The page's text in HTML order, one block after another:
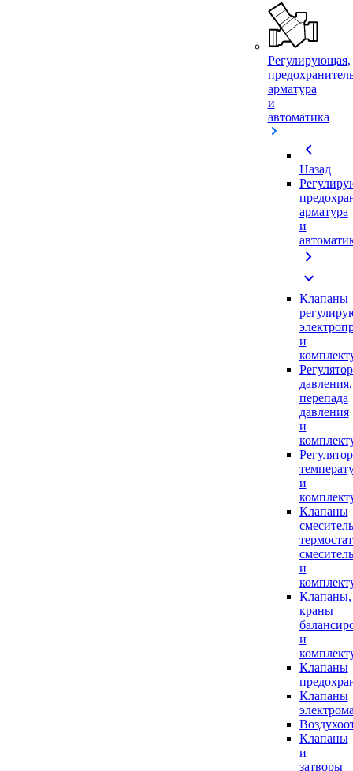
Регулирующая,
арматура
и
автоматика
chevron_left
Назад
арматура
и
chevron_right
expand_more
Клапаны
и
давления,
перепада
давления
и
и
Клапаны
и
Клапаны,
краны
и
Клапаны
Клапаны
Клапаны
и
затворы